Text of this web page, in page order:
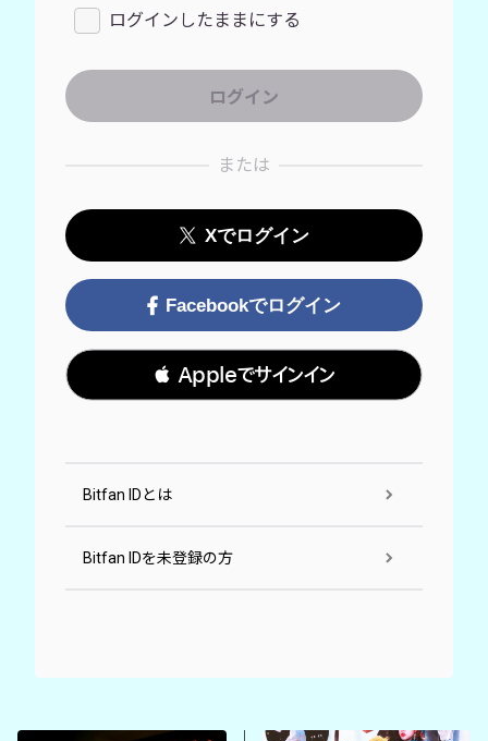
ログインしたままにする
または
Xでログイン
Facebookでログイン
 Appleでサインイン
Bitfan IDとは
Bitfan IDを未登録の方